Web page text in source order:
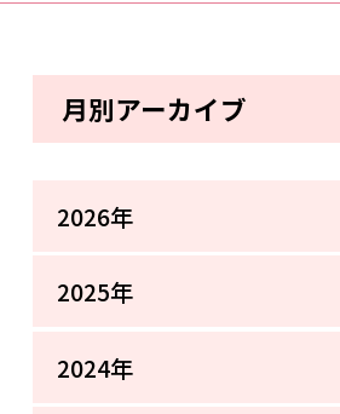
月別アーカイブ
2026年
2025年
2024年